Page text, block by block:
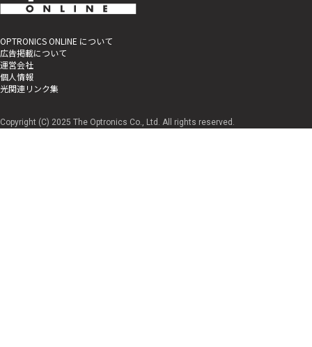
OPTRONICS ONLINE について
広告掲載について
運営会社
個人情報
光関連リンク集
Copyright (C) 2025 The Optronics Co., Ltd. All rights reserved.